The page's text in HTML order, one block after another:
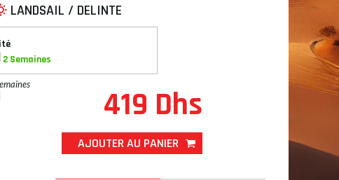
LANDSAIL / DELINTE
2 Semaines
419 Dhs
AJOUTER AU PANIER